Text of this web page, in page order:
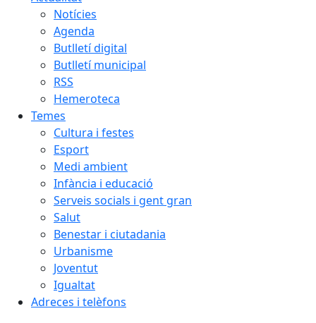
Notícies
Agenda
Butlletí digital
Butlletí municipal
RSS
Hemeroteca
Temes
Cultura i festes
Esport
Medi ambient
Infància i educació
Serveis socials i gent gran
Salut
Benestar i ciutadania
Urbanisme
Joventut
Igualtat
Adreces i telèfons